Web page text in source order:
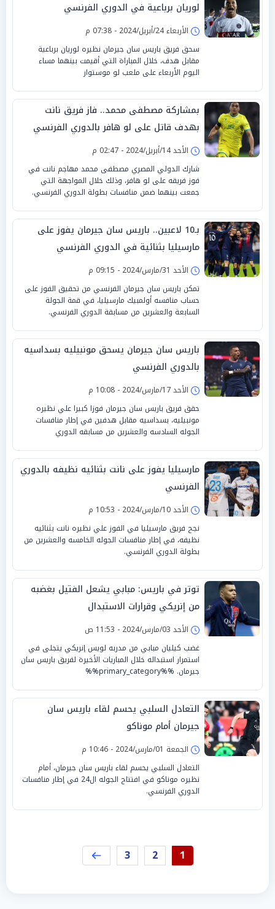
لوريان برباعية في الدوري الفرنسي
الأربعاء 24/أبريل/2024 - 07:38 م
سحق فريق باريس سان جيرمان نظيره لوريان برباعية
مقابل هدف، خلال المباراة التي أقيمت بينهما مساء
اليوم الأربعاء على ملعب لو موستوار
بمشاركة مصطفى محمد.. فاز فريق نانت
بهدف قاتل على لو هافر بالدوري الفرنسي
الأحد 14/أبريل/2024 - 02:47 م
شارك الدولي المصري مصطفى محمد مهاجم نانت في
فوز فريقه على لو هافر، وذلك خلال المواجهة التي
جمعت بينهما ضمن منافسات بطولة الدوري الفرنسي.
بـ10 لاعبين.. باريس سان جيرمان يفوز على
مارسيليا بثنائية في الدوري الفرنسي
الأحد 31/مارس/2024 - 09:15 م
تمكن باريس سان جيرمان الفرنسي من تحقيق الفوز على
حساب منافسه أولمبيك مارسيليا، في قمة الجولة
السابعة والعشرين من مسابقة الدوري الفرنسي.
باريس سان جيرمان يسحق مونبيليه بسداسيه
بالدوري الفرنسي
الأحد 17/مارس/2024 - 10:08 م
حقق فريق باريس سان جيرمان فوزا كبيرا علي نظيره
مونبيليه، بسداسيه مقابل هدفين في إطار منافسات
الجوله السادسه والعشرين من مسابقه الدوري
مارسيليا يفوز على نانت بثنائيه نظيفه بالدوري
الفرنسي
الأحد 10/مارس/2024 - 10:53 م
نجح فريق مارسيليا في الفوز علي نظيره نانت بثنائيه
نظيفه، في إطار منافسات الجوله الخامسه والعشرين من
بطولة الدوري الفرنسي.
توتر في باريس: مبابي يشعل الفتيل بغضبه
من إنريكي وقرارات الاستبدال
الأحد 03/مارس/2024 - 11:53 ص
غضب كيليان مبابي من مدربه لويس إنريكي يتجلى في
استمرار استبداله خلال المباريات الأخيرة لفريق باريس سان
جيرمان. %%primary_category%%
التعادل السلبي يحسم لقاء باريس سان
جيرمان أمام موناكو
الجمعة 01/مارس/2024 - 10:46 م
التعادل السلبي يحسم لقاء باريس سان جيرمان، أمام
نظيره موناكو في افتتاح الجوله ال24 في إطار منافسات
الدوري الفرنسي.
1
2
3